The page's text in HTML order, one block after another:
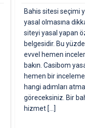
Bahis sitesi seçimi
yasal olmasına
siteyi yasal yapan
belgesidir. Bu
evvel hemen
bakın. Casibom
hemen bir
hangi adımları
göreceksiniz. Bir
hizmet […]